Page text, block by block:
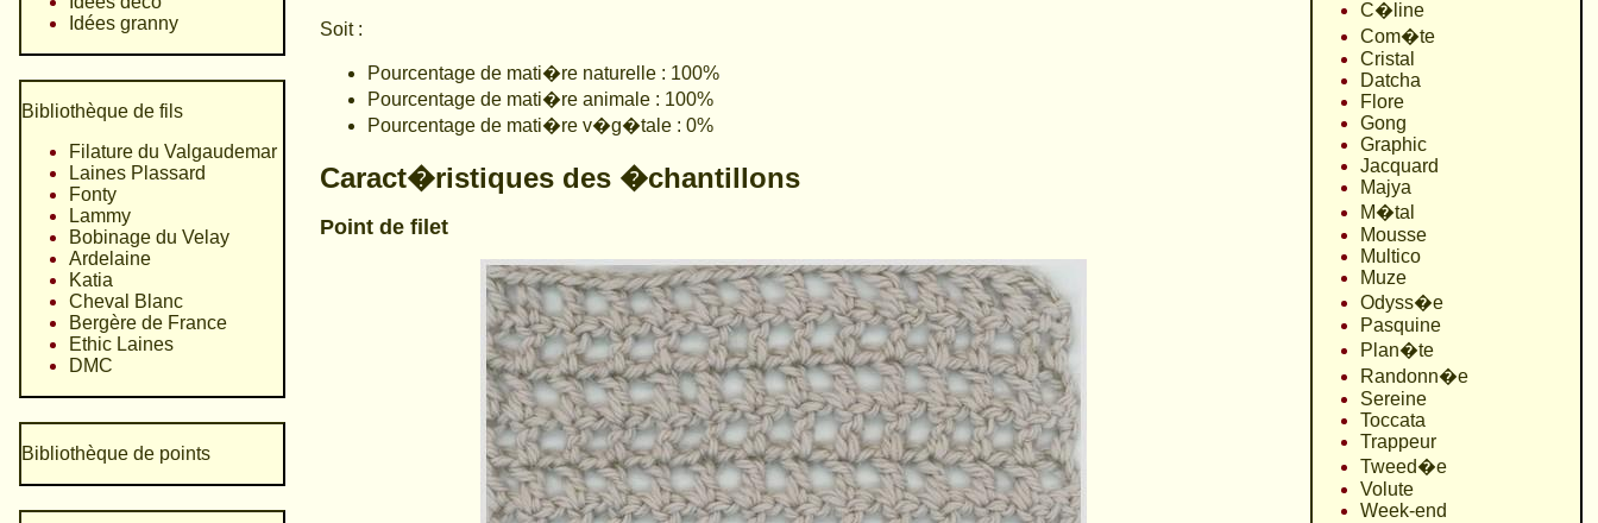
Idées granny
Bibliothèque de fils
Filature du Valgaudemar
Laines Plassard
Fonty
Lammy
Bobinage du Velay
Ardelaine
Katia
Cheval Blanc
Bergère de France
Ethic Laines
DMC
Bibliothèque de points
Soit :
Pourcentage de mati�re naturelle : 100%
Pourcentage de mati�re animale : 100%
Pourcentage de mati�re v�g�tale : 0%
Caract�ristiques des �chantillons
Point de filet
C�line
Com�te
Cristal
Datcha
Flore
Gong
Graphic
Jacquard
Majya
M�tal
Mousse
Multico
Muze
Odyss�e
Pasquine
Plan�te
Randonn�e
Sereine
Toccata
Trappeur
Tweed�e
Volute
Week-end